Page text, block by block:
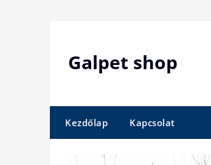
Galpet shop
Kezdőlap Kapcsolat